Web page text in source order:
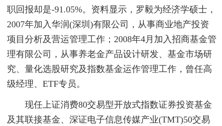
职回报却是-91.05%。资料显示，罗毅为经济学硕士，
2007年加入华润(深圳)有限公司，从事商业地产投资
项目分析及营运管理工作；2008年4月加入招商基金管
理有限公司，从事养老金产品设计研发、基金市场研
究、量化选股研究及指数基金运作管理工作，曾任高
级经理、ETF专员。
现任上证消费80交易型开放式指数证券投资基金
及其联接基金、深证电子信息传媒产业(TMT)50交易